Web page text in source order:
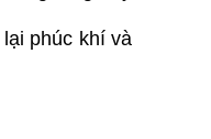
phúc khí và